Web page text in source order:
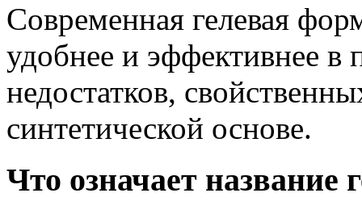
Современная гелевая
удобнее и эффективнее
недостатков,
синтетической основе.
Что означает название